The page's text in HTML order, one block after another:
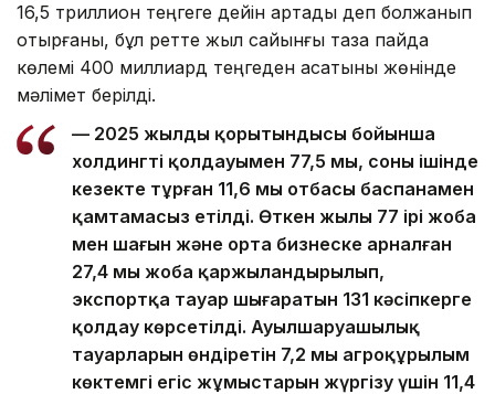
16,5 триллион теңгеге дейін артады деп болжанып
отырғаны, бұл ретте жыл сайынғы таза пайда
көлемі 400 миллиард теңгеден асатыны жөнінде
мәлімет берілді.
— 2025 жылдың қорытындысы бойынша
холдингтің қолдауымен 77,5 мың, соның ішінде
кезекте тұрған 11,6 мың отбасы баспанамен
қамтамасыз етілді. Өткен жылы 77 ірі жоба
мен шағын және орта бизнеске арналған
27,4 мың жоба қаржыландырылып,
экспортқа тауар шығаратын 131 кәсіпкерге
қолдау көрсетілді. Ауылшаруашылық
тауарларын өндіретін 7,2 мың агроқұрылым
көктемгі егіс жұмыстарын жүргізу үшін 11,4